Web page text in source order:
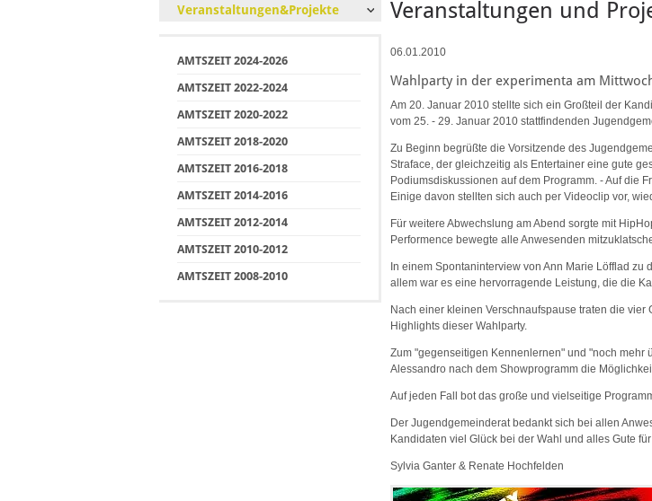
Veranstaltungen&Projekte
AMTSZEIT 2024-2026
AMTSZEIT 2022-2024
AMTSZEIT 2020-2022
AMTSZEIT 2018-2020
AMTSZEIT 2016-2018
AMTSZEIT 2014-2016
AMTSZEIT 2012-2014
AMTSZEIT 2010-2012
AMTSZEIT 2008-2010
Veranstaltungen und
06.01.2010
Wahlparty in der experimenta am
Am 20. Januar 2010 stellte sich ein Großteil der
vom 25. - 29. Januar 2010 stattfindenden
Zu Beginn begrüßte die Vorsitzende des
Straface, der gleichzeitig als Entertainer eine gute
Podiumsdiskussionen auf dem Programm. - Auf die
Einige davon stellten sich auch per Videoclip vor,
Für weitere Abwechslung am Abend sorgte mit
Performence bewegte alle Anwesenden
In einem Spontaninterview von Ann Marie Löfflad
allem war es eine hervorragende Leistung, die die
Nach einer kleinen Verschnaufspause traten die
Highlights dieser Wahlparty.
Zum "gegenseitigen Kennenlernen" und "noch mehr
Alessandro nach dem Showprogramm die
Auf jeden Fall bot das große und vielseitige
Der Jugendgemeinderat bedankt sich bei allen
Kandidaten viel Glück bei der Wahl und alles Gute
Sylvia Ganter & Renate Hochfelden